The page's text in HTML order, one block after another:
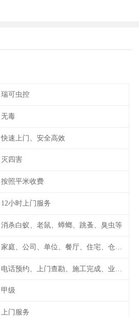
瑞可虫控
无毒
快速上门、安全高效
灭四害
按照平米收费
12小时上门服务
消杀白蚁、老鼠、蟑螂、跳蚤、臭虫等
甲级
上门服务